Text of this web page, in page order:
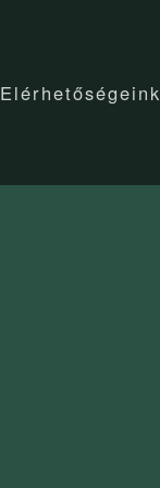
Elérhetőségeink